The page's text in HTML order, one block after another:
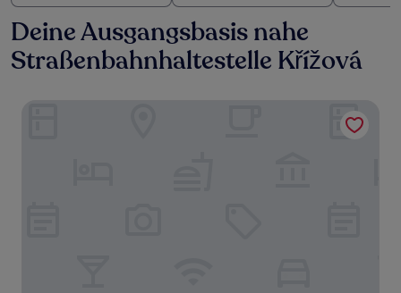
Deine Ausgangsbasis nahe
Straßenbahnhaltestelle Křížová